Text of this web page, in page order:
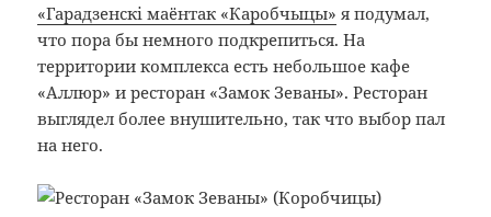
«Гарадзенскi маёнтак «Каробчыцы» я подумал,
что пора бы немного подкрепиться. На
территории комплекса есть небольшое кафе
«Аллюр» и ресторан «Замок Зеваны». Ресторан
выглядел более внушительно, так что выбор пал
на него.